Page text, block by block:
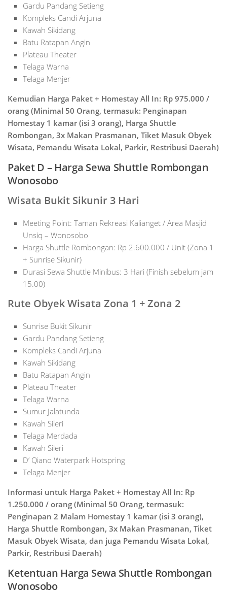
Gardu Pandang Setieng
Kompleks Candi Arjuna
Kawah Sikidang
Batu Ratapan Angin
Plateau Theater
Telaga Warna
Telaga Menjer
Kemudian Harga Paket + Homestay All In: Rp 975.000 /
orang (Minimal 50 Orang, termasuk: Penginapan
Homestay 1 kamar (isi 3 orang), Harga Shuttle
Rombongan, 3x Makan Prasmanan, Tiket Masuk Obyek
Wisata, Pemandu Wisata Lokal, Parkir, Restribusi Daerah)
Paket D – Harga Sewa Shuttle Rombongan
Wonosobo
Wisata Bukit Sikunir 3 Hari
Meeting Point: Taman Rekreasi Kalianget / Area Masjid
Unsiq – Wonosobo
Harga Shuttle Rombongan: Rp 2.600.000 / Unit (Zona 1
+ Sunrise Sikunir)
Durasi Sewa Shuttle Minibus: 3 Hari (Finish sebelum jam
15.00)
Rute Obyek Wisata Zona 1 + Zona 2
Sunrise Bukit Sikunir
Gardu Pandang Setieng
Kompleks Candi Arjuna
Kawah Sikidang
Batu Ratapan Angin
Plateau Theater
Telaga Warna
Sumur Jalatunda
Kawah Sileri
Telaga Merdada
Kawah Sileri
D’ Qiano Waterpark Hotspring
Telaga Menjer
Informasi untuk Harga Paket + Homestay All In: Rp
1.250.000 / orang (Minimal 50 Orang, termasuk:
Penginapan 2 Malam Homestay 1 kamar (isi 3 orang),
Harga Shuttle Rombongan, 3x Makan Prasmanan, Tiket
Masuk Obyek Wisata, dan juga Pemandu Wisata Lokal,
Parkir, Restribusi Daerah)
Ketentuan Harga Sewa Shuttle Rombongan
Wonosobo